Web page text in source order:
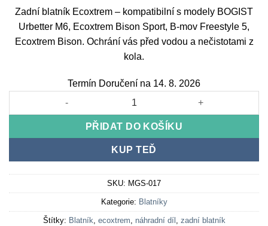
Zadní blatník Ecoxtrem – kompatibilní s modely BOGIST
Urbetter M6, Ecoxtrem Bison Sport, B-mov Freestyle 5,
Ecoxtrem Bison. Ochrání vás před vodou a nečistotami z
kola.
Termín Doručení na 14. 8. 2026
Rear Fender Ecoxtrem množství
PŘIDAT DO KOŠÍKU
KUP TEĎ
SKU: MGS-017
Kategorie: Blatníky
Štítky: Blatník, ecoxtrem, náhradní díl , zadní blatník